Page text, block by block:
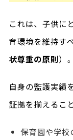
これは、子供に
育環境を維持す
状尊重の原則）。
自身の監護実績
証拠を揃えるこ
保育園や学校